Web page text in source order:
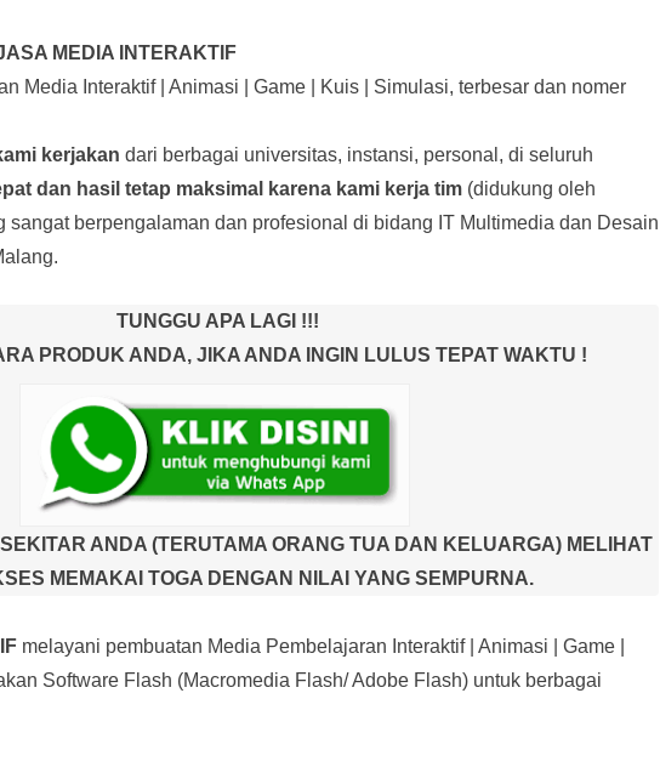
MEDIA INTERAKTIF
Media Interaktif | Animasi | Game | Kuis | Simulasi, terbesar dan nomer
kerjakan dari berbagai universitas, instansi, personal, di seluruh
dan hasil tetap maksimal karena kami kerja tim (didukung oleh
sangat berpengalaman dan profesional di bidang IT Multimedia dan Desain
TUNGGU APA LAGI !!!
PRODUK ANDA, JIKA ANDA INGIN LULUS TEPAT WAKTU !
ANDA (TERUTAMA ORANG TUA DAN KELUARGA) MELIHAT
MEMAKAI TOGA DENGAN NILAI YANG SEMPURNA.
melayani pembuatan Media Pembelajaran Interaktif| Animasi | Game |
Software Flash (Macromedia Flash/ Adobe Flash) untuk berbagai